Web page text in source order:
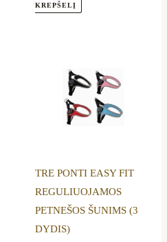
KREPŠELĮ
TRE PONTI EASY FIT
REGULIUOJAMOS
PETNEŠOS ŠUNIMS (3
DYDIS)
through
22,79 €
has
multiple
variants.
may
be
chosen